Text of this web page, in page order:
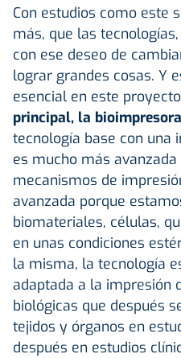
Con estudios como este
más, que las
con ese deseo de
lograr grandes cosas. Y
esencial en este
principal, la
tecnología base con una
es mucho más
mecanismos de
avanzada porque
biomateriales, células,
en unas condiciones
la misma, la tecnología
adaptada a la impresión
biológicas que después
tejidos y órganos en
después en estudios